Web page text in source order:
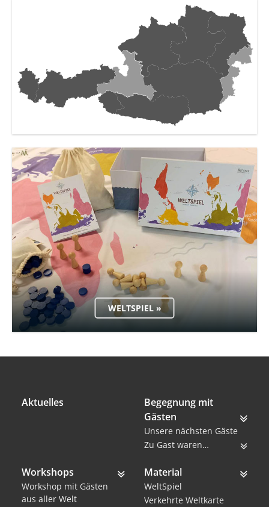
WELTSPIEL »
Aktuelles
Begegnung mit
Gästen
Unsere nächsten Gäste
Zu Gast waren…
Workshops
Workshop mit Gästen
aus aller Welt
Material
WeltSpiel
Verkehrte Weltkarte